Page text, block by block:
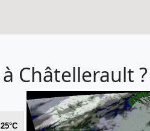
Châtellerault ?